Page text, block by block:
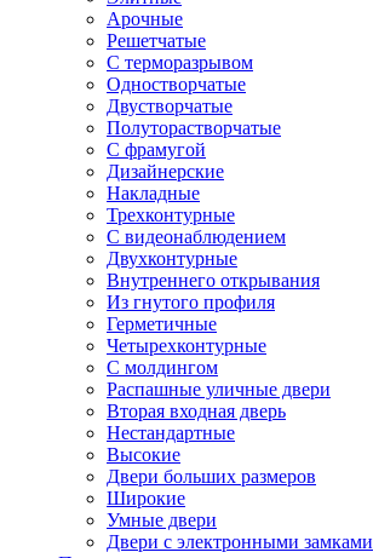
Арочные
Решетчатые
С терморазрывом
Одностворчатые
Двустворчатые
Полуторастворчатые
С фрамугой
Дизайнерские
Накладные
Трехконтурные
С видеонаблюдением
Двухконтурные
Внутреннего открывания
Из гнутого профиля
Герметичные
Четырехконтурные
С молдингом
Распашные уличные двери
Вторая входная дверь
Нестандартные
Высокие
Двери больших размеров
Широкие
Умные двери
Двери с электронными замками